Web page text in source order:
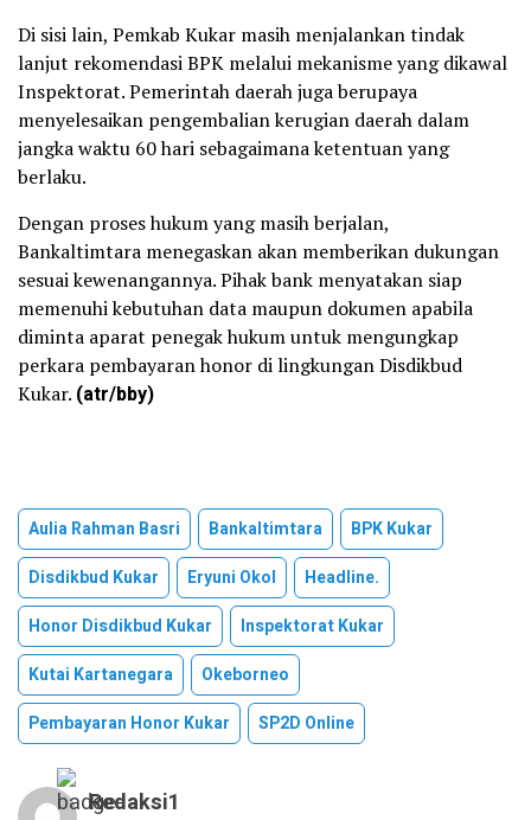
Di sisi lain, Pemkab Kukar masih menjalankan tindak
lanjut rekomendasi BPK melalui mekanisme yang dikawal
Inspektorat. Pemerintah daerah juga berupaya
menyelesaikan pengembalian kerugian daerah dalam
jangka waktu 60 hari sebagaimana ketentuan yang
berlaku.
Dengan proses hukum yang masih berjalan,
Bankaltimtara menegaskan akan memberikan dukungan
sesuai kewenangannya. Pihak bank menyatakan siap
memenuhi kebutuhan data maupun dokumen apabila
diminta aparat penegak hukum untuk mengungkap
perkara pembayaran honor di lingkungan Disdikbud
Kukar. (atr/bby)
Aulia Rahman Basri Bankaltimtara
BPK Kukar
Disdikbud Kukar
Eryuni Okol
Headline.
Honor Disdikbud Kukar
Inspektorat Kukar
Kutai Kartanegara
Okeborneo
Pembayaran Honor Kukar
SP2D Online
Redaksi1